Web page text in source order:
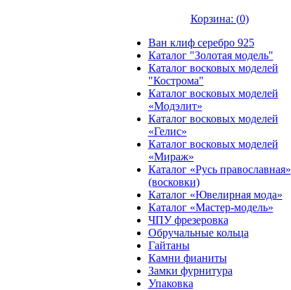
Корзина: (0)
Ван клиф серебро 925
Каталог "Золотая модель"
Каталог восковых моделей
"Кострома"
Каталог восковых моделей
«Модэлит»
Каталог восковых моделей
«Гелис»
Каталог восковых моделей
«Мираж»
Каталог «Русь православная»
(восковки)
Каталог «Ювелирная мода»
Каталог «Мастер-модель»
ЧПУ фрезеровка
Обручальные кольца
Гайтаны
Камни фианиты
Замки фурнитура
Упаковка